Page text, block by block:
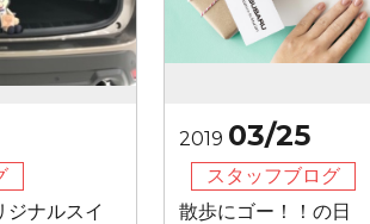
ナルスイ
2019 03/25
スタッフブログ
散歩にゴー！！の日